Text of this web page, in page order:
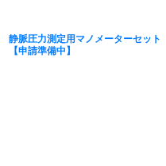
静脈圧力測定用マノメーターセット
【申請準備中】